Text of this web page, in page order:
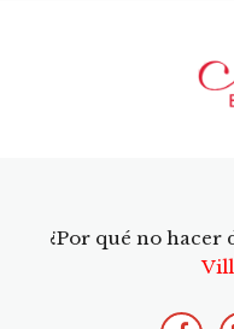
¿Por qué no hacer